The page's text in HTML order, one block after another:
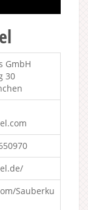
GmbH
30
Sauberku